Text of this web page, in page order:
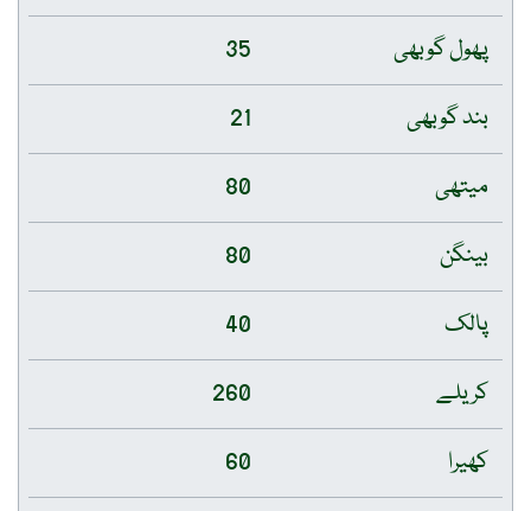
پھول گوبھی
35
بند گوبھی
21
میتھی
80
بینگن
80
پالک
40
کریلے
260
کھیرا
60